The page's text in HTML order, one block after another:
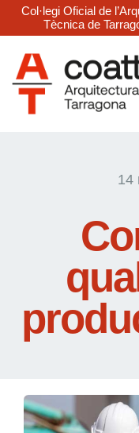
Col·legi Oficial de
Tècnica de
14